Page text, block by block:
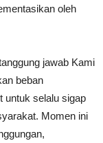
oleh
jawab Kami
beban
untuk selalu sigap
Momen ini